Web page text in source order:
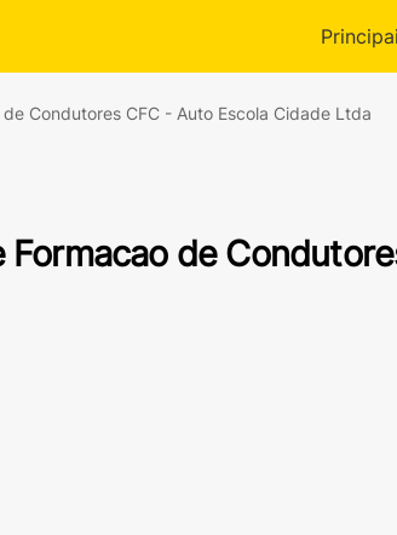
Condutores CFC - Auto Escola Cidade Ltda
Formacao de